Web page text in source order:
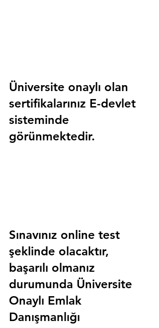
Üniversite onaylı olan
sertifikalarınız E-devlet
sisteminde
görünmektedir.
Sınavınız online test
şeklinde olacaktır,
başarılı olmanız
durumunda Üniversite
Onaylı Emlak
Danışmanlığı